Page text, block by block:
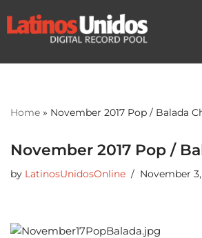
Skip
Home » November 2017 Pop / Balada
November 2017 Pop /
by LatinosUnidosOnline November 3,